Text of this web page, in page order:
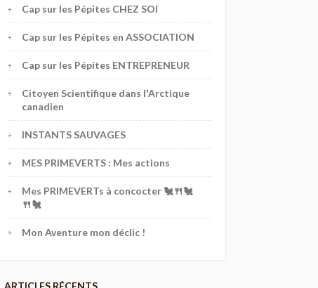
Cap sur les Pépites CHEZ SOI
Cap sur les Pépites en ASSOCIATION
Cap sur les Pépites ENTREPRENEUR
Citoyen Scientifique dans l'Arctique
canadien
INSTANTS SAUVAGES
MES PRIMEVERTS : Mes actions
Mes PRIMEVERTs à concocter 🐔🍴🐔
🍴🐔
Mon Aventure mon déclic !
ARTICLES RÉCENTS